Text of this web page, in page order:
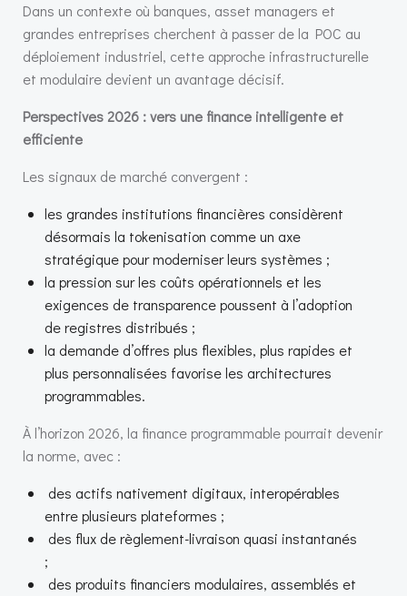
Dans un contexte où banques, asset managers et
grandes entreprises cherchent à passer de la POC au
déploiement industriel, cette approche infrastructurelle
et modulaire devient un avantage décisif.
Perspectives 2026 : vers une finance intelligente et
efficiente
Les signaux de marché convergent :
les grandes institutions financières considèrent
désormais la tokenisation comme un axe
stratégique pour moderniser leurs systèmes ;
la pression sur les coûts opérationnels et les
exigences de transparence poussent à l’adoption
de registres distribués ;
la demande d’offres plus flexibles, plus rapides et
plus personnalisées favorise les architectures
programmables.
À l’horizon 2026, la finance programmable pourrait devenir
la norme, avec :
des actifs nativement digitaux, interopérables
entre plusieurs plateformes ;
des flux de règlement-livraison quasi instantanés
;
des produits financiers modulaires, assemblés et